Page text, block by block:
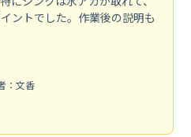
ントでした。作業後の説明も
：文香